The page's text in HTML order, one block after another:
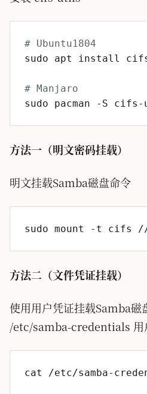
# Ubuntu1804
# Manjaro
方法一（明文密码挂载）
明文挂载Samba磁盘命令
sudo mount -t cifs
方法二（文件凭证挂载）
使用用户凭证挂载Samba磁
/etc/samba-credentials 用